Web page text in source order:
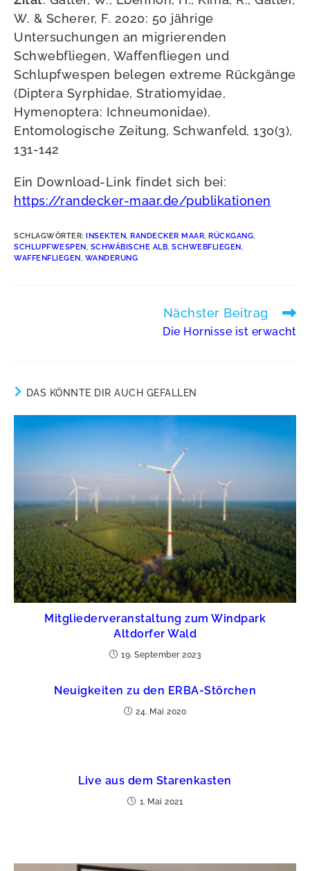
W. & Scherer, F. 2020: 50 jährige
Untersuchungen an migrierenden
Schwebfliegen, Waffenfliegen und
Schlupfwespen belegen extreme Rückgänge
(Diptera Syrphidae, Stratiomyidae,
Hymenoptera: Ichneumonidae).
Entomologische Zeitung, Schwanfeld, 130(3),
131-142
Ein Download-Link findet sich bei:
https://randecker-maar.de/publikationen
SCHLAGWÖRTER: INSEKTEN, RANDECKER MAAR, RÜCKGANG,
SCHLUPFWESPEN, SCHWÄBISCHE ALB, SCHWEBFLIEGEN,
WAFFENFLIEGEN, WANDERUNG
Nächster Beitrag
Die Hornisse ist erwacht
DAS KÖNNTE DIR AUCH GEFALLEN
Mitgliederveranstaltung zum Windpark
Altdorfer Wald
19. September 2023
Neuigkeiten zu den ERBA-Störchen
24. Mai 2020
Live aus dem Starenkasten
1. Mai 2021